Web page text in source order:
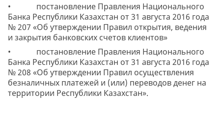
• постановление Правления Национального
Банка Республики Казахстан от 31 августа 2016 года
№ 207 «Об утверждении Правил открытия, ведения
и закрытия банковских счетов клиентов»
• постановление Правления Национального
Банка Республики Казахстан от 31 августа 2016 года
№ 208 «Об утверждении Правил осуществления
безналичных платежей и (или) переводов денег на
территории Республики Казахстан».